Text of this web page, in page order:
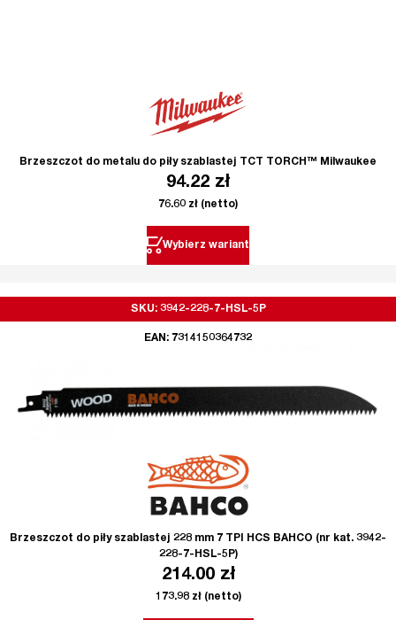
Brzeszczot do metalu do piły szablastej TCT TORCH™ Milwaukee
94.22 zł
76.60 zł (netto)
Wybierz wariant
SKU: 3942-228-7-HSL-5P
EAN: 7314150364732
Brzeszczot do piły szablastej 228 mm 7 TPI HCS BAHCO (nr kat. 3942-
228-7-HSL-5P)
214.00 zł
173.98 zł(netto)